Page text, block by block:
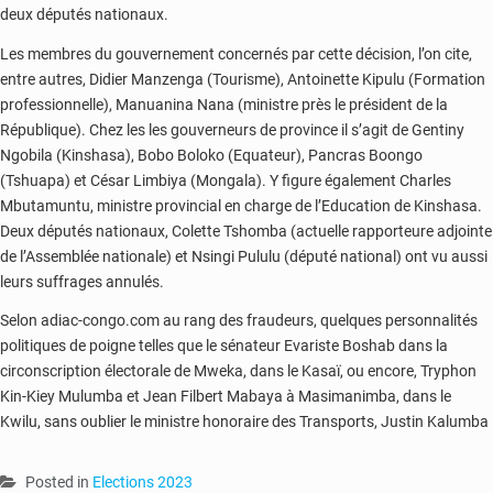
deux députés nationaux.
Les membres du gouvernement concernés par cette décision, l’on cite,
entre autres, Didier Manzenga (Tourisme), Antoinette Kipulu (Formation
professionnelle), Manuanina Nana (ministre près le président de la
République). Chez les les gouverneurs de province il s’agit de Gentiny
Ngobila (Kinshasa), Bobo Boloko (Equateur), Pancras Boongo
(Tshuapa) et César Limbiya (Mongala). Y figure également Charles
Mbutamuntu, ministre provincial en charge de l’Education de Kinshasa.
Deux députés nationaux, Colette Tshomba (actuelle rapporteure adjointe
de l’Assemblée nationale) et Nsingi Pululu (député national) ont vu aussi
leurs suffrages annulés.
Selon adiac-congo.com au rang des fraudeurs, quelques personnalités
politiques de poigne telles que le sénateur Evariste Boshab dans la
circonscription électorale de Mweka, dans le Kasaï, ou encore, Tryphon
Kin-Kiey Mulumba et Jean Filbert Mabaya à Masimanimba, dans le
Kwilu, sans oublier le ministre honoraire des Transports, Justin Kalumba
Posted in Elections 2023